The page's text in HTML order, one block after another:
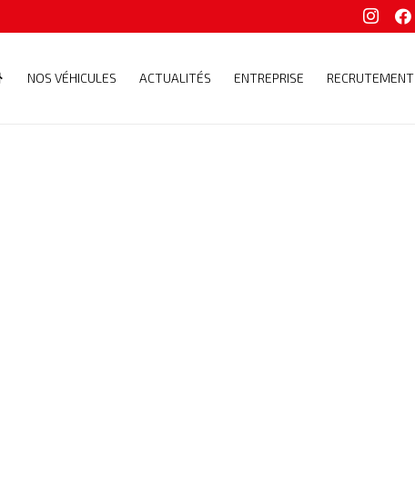
NOS VÉHICULES ACTUALITÉS ENTREPRISE RECRUTEMENT